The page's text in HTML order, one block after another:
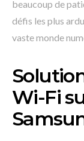
beaucoup de
défis les plus
vaste monde
Wi-Fi